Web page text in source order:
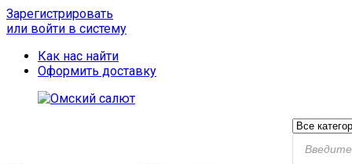
Зарегистрировать
или войти в систему
Как нас найти
Оформить доставку